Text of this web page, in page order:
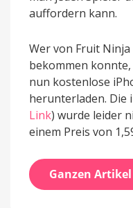
auffordern kann.
Wer von Fruit
bekommen
nun kostenlose
herunterladen. Die
Link) wurde leider
einem Preis von
Ganzen